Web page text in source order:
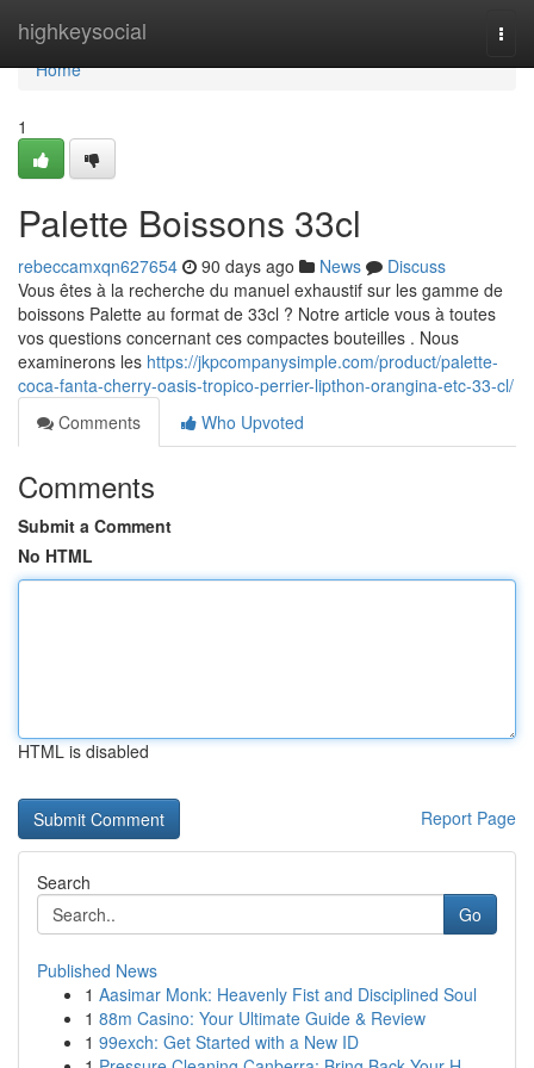
highkeysocial
Home
Home
1
Palette Boissons 33cl
rebeccamxqn627654 90 days ago News
Discuss
Vous êtes à la recherche du manuel exhaustif sur les gamme de
boissons Palette au format de 33cl ? Notre article vous à toutes
vos questions concernant ces compactes bouteilles . Nous
examinerons les https://jkpcompanysimple.com/product/palette-
coca-fanta-cherry-oasis-tropico-perrier-lipthon-orangina-etc-33-cl/
Comments
Who Upvoted
Comments
Submit a Comment
No HTML
HTML is disabled
Report Page
Search
Go
Published News
1 Aasimar Monk: Heavenly Fist and Disciplined Soul
1 88m Casino: Your Ultimate Guide & Review
1 99exch: Get Started with a New ID